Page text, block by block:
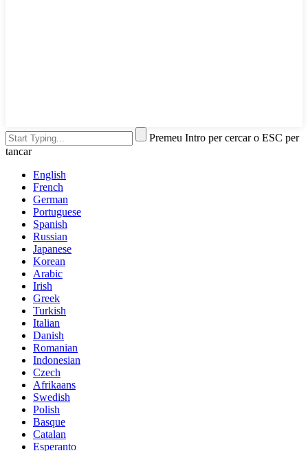
Premeu Intro per cercar o ESC per
tancar
English
French
German
Portuguese
Spanish
Russian
Japanese
Korean
Arabic
Irish
Greek
Turkish
Italian
Danish
Romanian
Indonesian
Czech
Afrikaans
Swedish
Polish
Basque
Catalan
Esperanto